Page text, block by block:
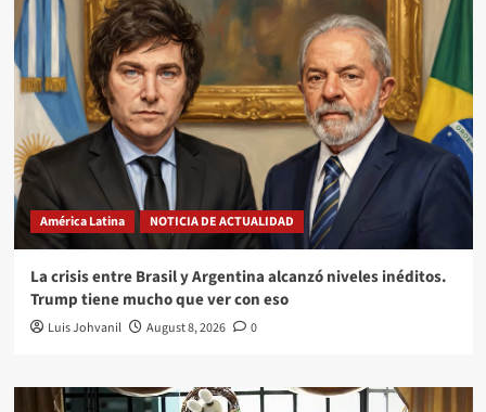
América Latina NOTICIA DE ACTUALIDAD
La crisis entre Brasil y Argentina alcanzó niveles inéditos.
Trump tiene mucho que ver con eso
Luis Johvanil August 8, 2026 0